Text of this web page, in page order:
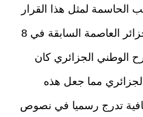
الحاسمة لمثل هذا القرار
مذكرا بأن ” تأميم أوبرا الجزائر العاصمة السابقة في 8
المسرح الوطني الجزائري كان
مما جعل هذه
تدرج رسميا في نصوص